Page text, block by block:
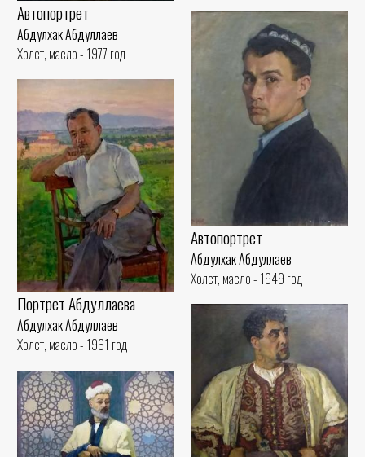
Автопортрет
Абдулхак Абдуллаев
Холст, масло - 1977 год
Автопортрет
Абдулхак Абдуллаев
Холст, масло - 1949 год
Портрет Абдуллаева
Абдулхак Абдуллаев
Холст, масло - 1961 год